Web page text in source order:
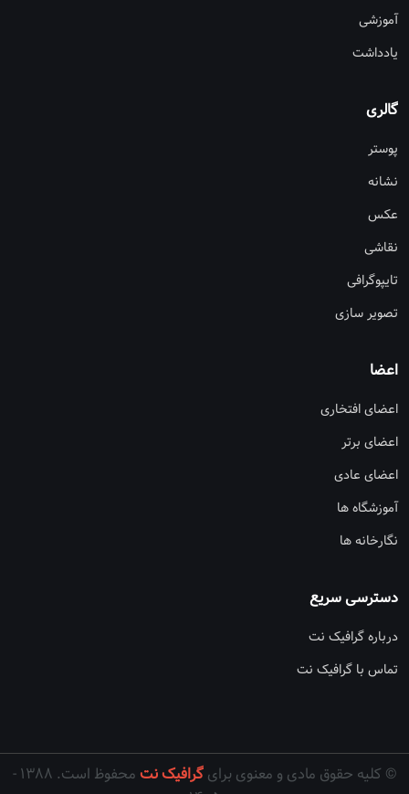
آموزشی
یادداشت
گالری
پوستر
نشانه
عکس
نقاشی
تایپوگرافی
تصویر سازی
اعضا
اعضای افتخاری
اعضای برتر
اعضای عادی
آموزشگاه ها
نگارخانه ها
دسترسی سریع
درباره گرافیک نت
تماس با گرافیک نت
© کلیه حقوق مادی و معنوی برایگرافیک نت
محفوظ است. ۱۳۸۸ -